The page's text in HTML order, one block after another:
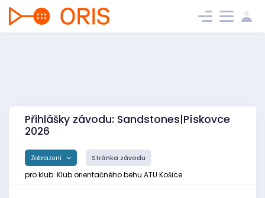
Přihlášky závodu: Sandstones|Pískovce
2026
Zobrazení Stránka závodu
pro klub: Klub orientačného behu ATU Košice